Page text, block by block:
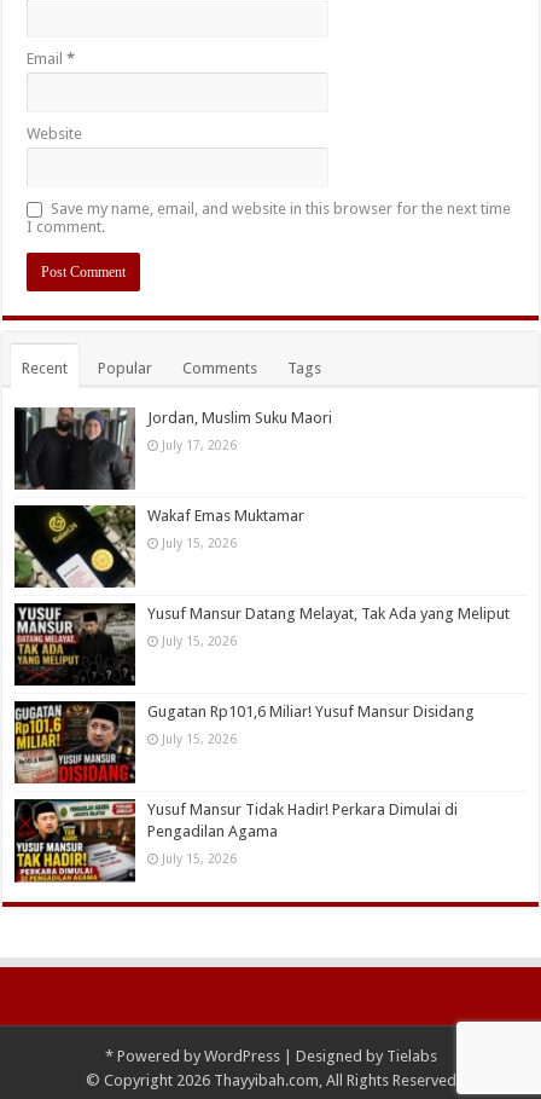
Email*
Website
Save my name, email, and website in this browser for the next time
I comment.
Recent Popular Comments Tags
Jordan, Muslim Suku Maori
July 17, 2026
Wakaf Emas Muktamar
July 15, 2026
Yusuf Mansur Datang Melayat, Tak Ada yang Meliput
July 15, 2026
Gugatan Rp101,6 Miliar! Yusuf Mansur Disidang
July 15, 2026
Yusuf Mansur Tidak Hadir! Perkara Dimulai di
Pengadilan Agama
July 15, 2026
*Powered by WordPress| Designed by Tielabs
© Copyright 2026 Thayyibah.com, All Rights Reserved